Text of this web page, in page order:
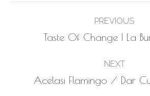
navigation
PREVIOUS
Previous
Taste Of Change | La
NEXT
Next
Acelasi Flamingo / Dar